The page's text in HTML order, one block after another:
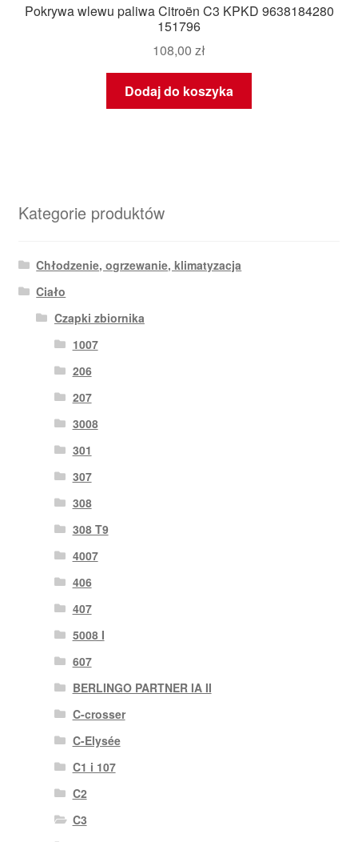
Pokrywa wlewu paliwa Citroën C3 KPKD 9638184280
151796
108,00 zł
Dodaj do koszyka
Kategorie produktów
Chłodzenie, ogrzewanie, klimatyzacja
Ciało
Czapki zbiornika
1007
206
207
3008
301
307
308
308 T9
4007
406
407
5008 I
607
BERLINGO PARTNER IA II
C-crosser
C-Elysée
C1 i 107
C2
C3